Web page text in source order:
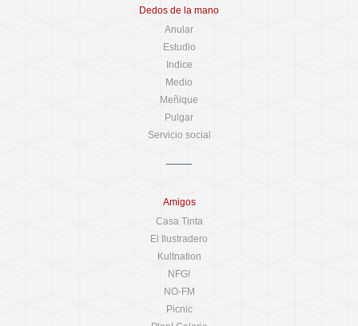
Dedos de la mano
Anular
Estudio
Indice
Medio
Meñique
Pulgar
Servicio social
Amigos
Casa Tinta
El Ilustradero
Kultnation
NFG!
NO-FM
Picnic